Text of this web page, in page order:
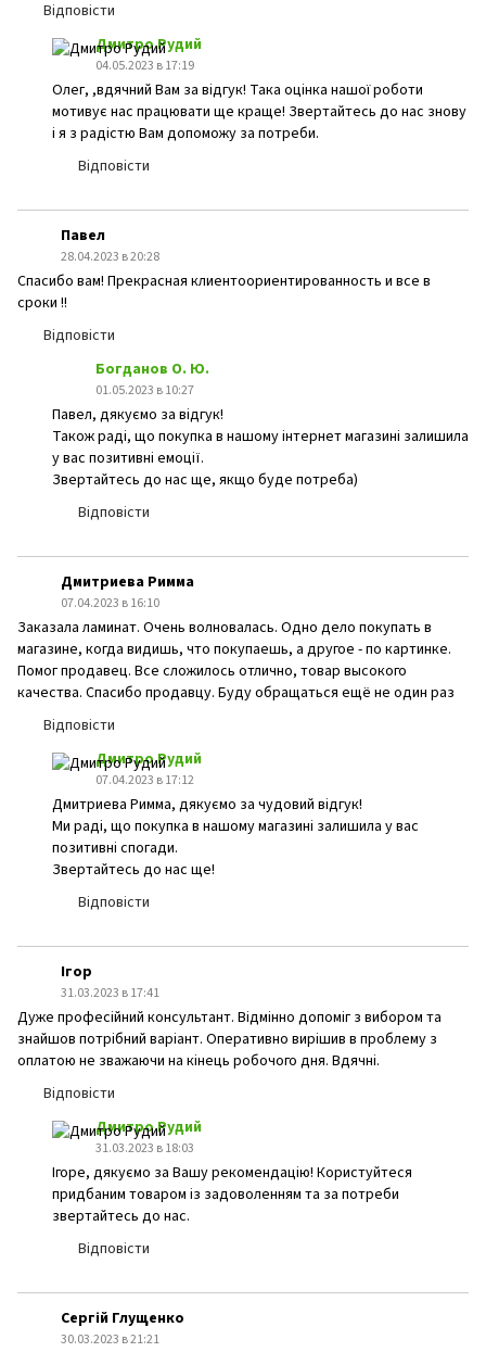
Відповісти
Дмитро Рудий
04.05.2023 в 17:19
Олег, ,вдячний Вам за відгук! Така оцінка нашої роботи
мотивує нас працювати ще краще! Звертайтесь до нас знову
і я з радістю Вам допоможу за потреби.
Відповісти
Павел
28.04.2023 в 20:28
Спасибо вам! Прекрасная клиентоориентированность и все в
сроки !!
Відповісти
Богданов О. Ю.
01.05.2023 в 10:27
Павел, дякуємо за відгук!
Також раді, що покупка в нашому інтернет магазині залишила
у вас позитивні емоції.
Звертайтесь до нас ще, якщо буде потреба)
Відповісти
Дмитриева Римма
07.04.2023 в 16:10
Заказала ламинат. Очень волновалась. Одно дело покупать в
магазине, когда видишь, что покупаешь, а другое - по картинке.
Помог продавец. Все сложилось отлично, товар высокого
качества. Спасибо продавцу. Буду обращаться ещё не один раз
Відповісти
Дмитро Рудий
07.04.2023 в 17:12
Дмитриева Римма, дякуємо за чудовий відгук!
Ми раді, що покупка в нашому магазині залишила у вас
позитивні спогади.
Звертайтесь до нас ще!
Відповісти
Ігор
31.03.2023 в 17:41
Дуже професійний консультант. Відмінно допоміг з вибором та
знайшов потрібний варіант. Оперативно вирішив в проблему з
оплатою не зважаючи на кінець робочого дня. Вдячні.
Відповісти
Дмитро Рудий
31.03.2023 в 18:03
Ігоре, дякуємо за Вашу рекомендацію! Користуйтеся
придбаним товаром із задоволенням та за потреби
звертайтесь до нас.
Відповісти
Сергій Глущенко
30.03.2023 в 21:21